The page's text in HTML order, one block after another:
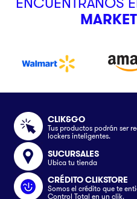
CLIK&GO
Tus productos podrán ser
lockers inteligentes.
SUCURSALES
Ubica tu tienda
CRÉDITO CLIKSTORE
Somos el crédito que te
Control Total en un clik.